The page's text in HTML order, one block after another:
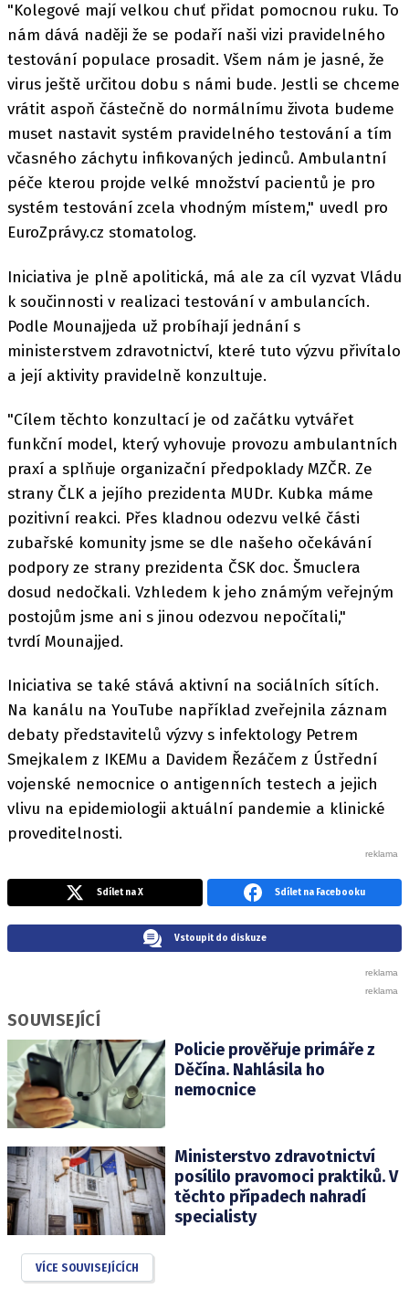
"Kolegové mají velkou chuť přidat pomocnou ruku. To
nám dává naději že se podaří naši vizi pravidelného
testování populace prosadit. Všem nám je jasné, že
virus ještě určitou dobu s námi bude. Jestli se chceme
vrátit aspoň částečně do normálnímu života budeme
muset nastavit systém pravidelného testování a tím
včasného záchytu infikovaných jedinců. Ambulantní
péče kterou projde velké množství pacientů je pro
systém testování zcela vhodným místem," uvedl pro
EuroZprávy.cz stomatolog.
Iniciativa je plně apolitická, má ale za cíl vyzvat Vládu
k součinnosti v realizaci testování v ambulancích.
Podle Mounajjeda už probíhají jednání s
ministerstvem zdravotnictví, které tuto výzvu přivítalo
a její aktivity pravidelně konzultuje.
"Cílem těchto konzultací je od začátku vytvářet
funkční model, který vyhovuje provozu ambulantních
praxí a splňuje organizační předpoklady MZČR. Ze
strany ČLK a jejího prezidenta MUDr. Kubka máme
pozitivní reakci. Přes kladnou odezvu velké části
zubařské komunity jsme se dle našeho očekávání
podpory ze strany prezidenta ČSK doc. Šmuclera
dosud nedočkali. Vzhledem k jeho známým veřejným
postojům jsme ani s jinou odezvou nepočítali,"
tvrdí Mounajjed.
Iniciativa se také stává aktivní na sociálních sítích.
Na kanálu na YouTube například zveřejnila záznam
debaty představitelů výzvy s infektology Petrem
Smejkalem z IKEMu a Davidem Řezáčem z Ústřední
vojenské nemocnice o antigenních testech a jejich
vlivu na epidemiologii aktuální pandemie a klinické
proveditelnosti.
Sdílet na X Sdílet na Facebooku
Vstoupit do diskuze
SOUVISEJÍCÍ
Policie prověřuje primáře z
Děčína. Nahlásila ho
nemocnice
Ministerstvo zdravotnictví
posílilo pravomoci praktiků. V
těchto případech nahradí
specialisty
VÍCE SOUVISEJÍCÍCH